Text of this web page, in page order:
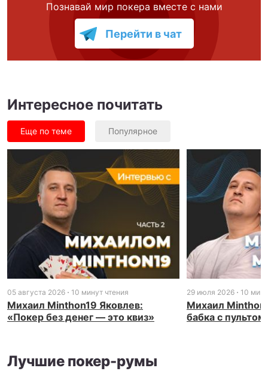
Познавай мир покера вместе с нами
Перейти в чат
Интересное почитать
Еще по теме Популярное
05 августа 2026 10 минут чтения
Михаил Minthon19 Яковлев:
«Покер без денег — это квиз»
29 июля 2026 10
Михаил
бабка с
Лучшие покер-румы